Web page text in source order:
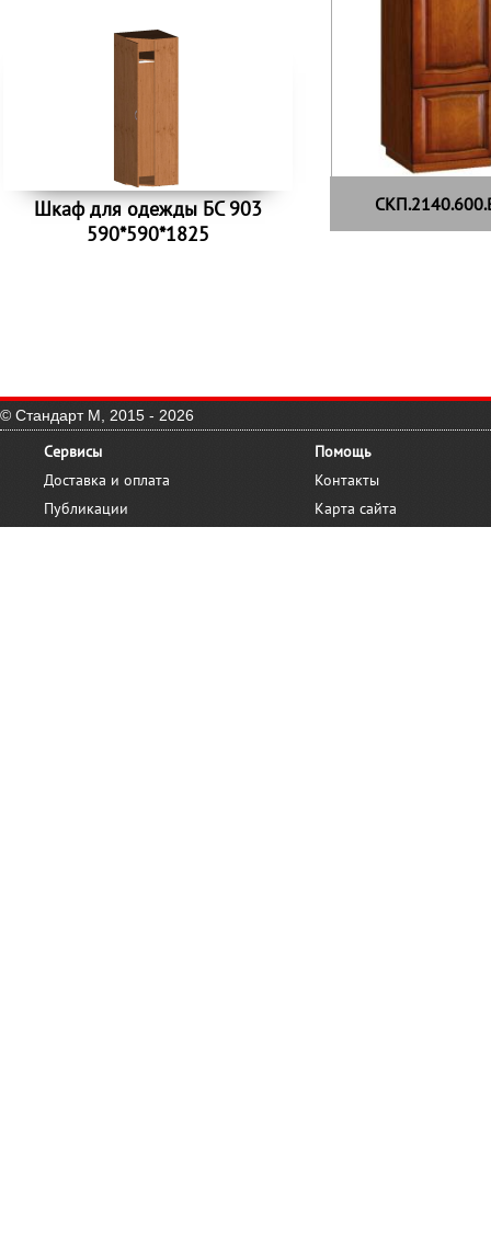
Шкаф для одежды БС 903
590*590*1825
© Стандарт М, 2015 - 2026
Сервисы
Доставка и оплата
Публикации
Помощь
Контакты
Карта сайта